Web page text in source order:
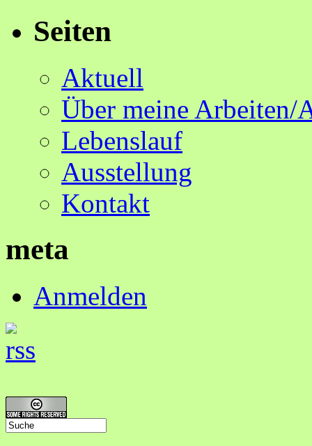
Seiten
Aktuell
Über meine Arbeiten/
Lebenslauf
Ausstellung
Kontakt
meta
Anmelden